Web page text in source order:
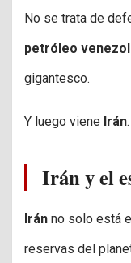
No se trata de
petróleo
gigantesco.
Y luego viene Irán.
Irán y el
Irán no solo está
reservas del